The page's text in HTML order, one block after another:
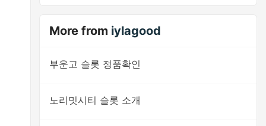
More from iylagood
부운고 슬롯 정품확인
노리밋시티 슬롯 소개